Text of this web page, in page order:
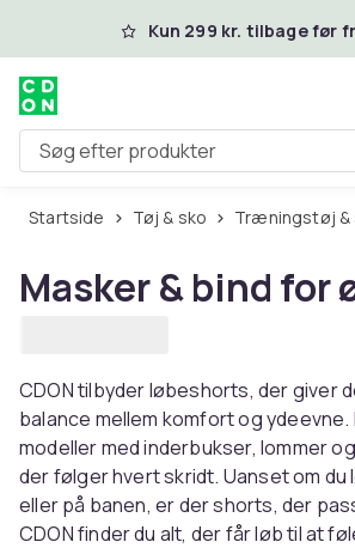
Spring til hovedindhold
Kun 299 kr. tilbage før
Søg efter produkter
Startside Tøj & sko Træningstøj
Masker & bind for
CDON tilbyder løbeshorts, der giver
balance mellem komfort og ydeevne.
modeller med inderbukser, lommer
der følger hvert skridt. Uanset om du
eller på banen, er der shorts, der
CDON finder du alt, der får løb til at